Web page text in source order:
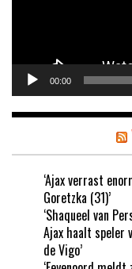
00:00
‘Ajax verrast
Goretzka (31)’
‘Shaqueel van
Ajax haalt speler
de Vigo’